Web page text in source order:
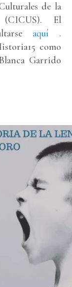
de la
El
aquí .
como
Garrido